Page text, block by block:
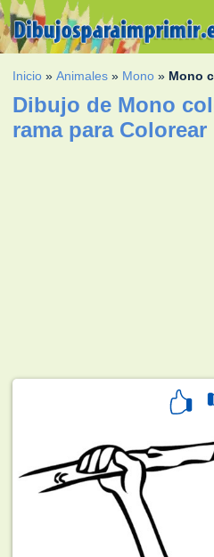
Inicio »Animales » Mono » Mono
Dibujo de Mono
rama para Colorear